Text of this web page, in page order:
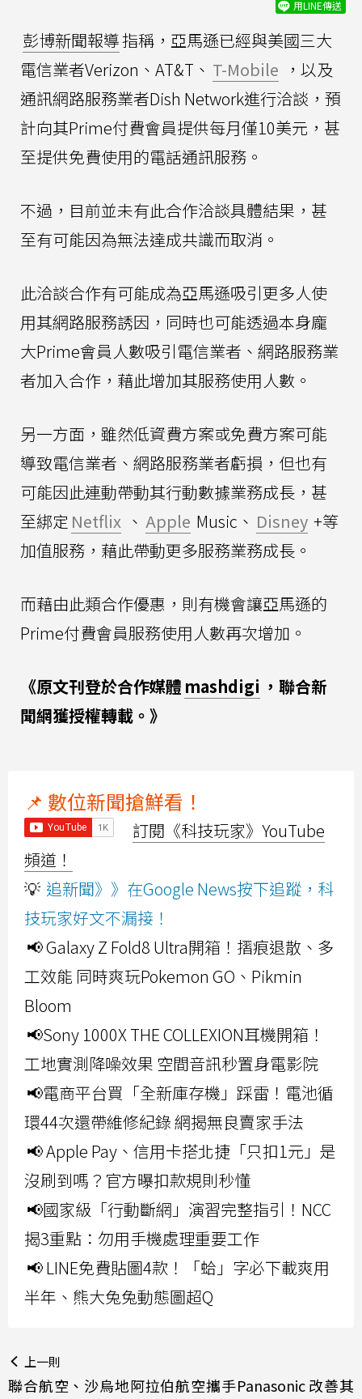
用LINE傳送
彭博新聞報導指稱，亞馬遜已經與美國三大
電信業者Verizon、AT&T、 T-Mobile ，以及
通訊網路服務業者Dish Network進行洽談，預
計向其Prime付費會員提供每月僅10美元，甚
至提供免費使用的電話通訊服務。
不過，目前並未有此合作洽談具體結果，甚
至有可能因為無法達成共識而取消。
此洽談合作有可能成為亞馬遜吸引更多人使
用其網路服務誘因，同時也可能透過本身龐
大Prime會員人數吸引電信業者、網路服務業
者加入合作，藉此增加其服務使用人數。
另一方面，雖然低資費方案或免費方案可能
導致電信業者、網路服務業者虧損，但也有
可能因此連動帶動其行動數據業務成長，甚
至綁定 Netflix 、 Apple Music、 Disney +等
加值服務，藉此帶動更多服務業務成長。
而藉由此類合作優惠，則有機會讓亞馬遜的
Prime付費會員服務使用人數再次增加。
《原文刊登於合作媒體 mashdigi ，聯合新
聞網獲授權轉載。》
📌 數位新聞搶鮮看！
訂閱《科技玩家》YouTube
頻道！
💡 追新聞》》在Google News按下追蹤，科
技玩家好文不漏接！
📢 Galaxy Z Fold8 Ultra開箱！摺痕退散、多
工效能 同時爽玩Pokemon GO、Pikmin
Bloom
📢Sony 1000X THE COLLEXION耳機開箱！
工地實測降噪效果 空間音訊秒置身電影院
📢電商平台買「全新庫存機」踩雷！電池循
環44次還帶維修紀錄 網揭無良賣家手法
📢 Apple Pay、信用卡搭北捷「只扣1元」是
沒刷到嗎？官方曝扣款規則秒懂
📢國家級「行動斷網」演習完整指引！NCC
揭3重點：勿用手機處理重要工作
📢 LINE免費貼圖4款！「蛤」字必下載爽用
半年、熊大兔兔動態圖超Q
上一則
聯合航空、沙烏地阿拉伯航空攜手Panasonic 改善其